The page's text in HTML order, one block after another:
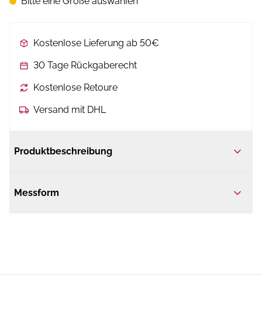
Kostenlose Lieferung ab 50€
30 Tage Rückgaberecht
Kostenlose Retoure
Versand mit DHL
Produktbeschreibung
Messform